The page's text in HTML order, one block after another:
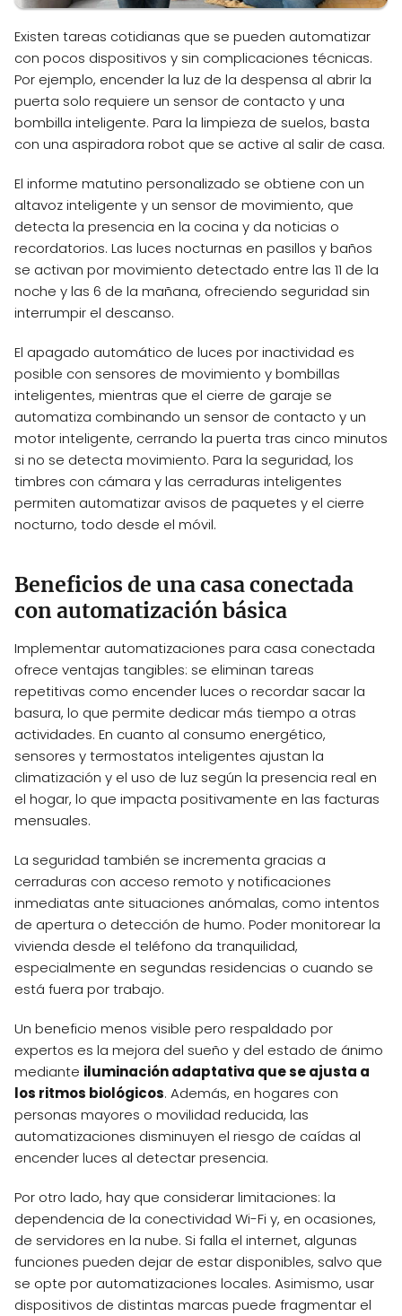
Existen tareas cotidianas que se pueden automatizar
con pocos dispositivos y sin complicaciones técnicas.
Por ejemplo, encender la luz de la despensa al abrir la
puerta solo requiere un sensor de contacto y una
bombilla inteligente. Para la limpieza de suelos, basta
con una aspiradora robot que se active al salir de casa.
El informe matutino personalizado se obtiene con un
altavoz inteligente y un sensor de movimiento, que
detecta la presencia en la cocina y da noticias o
recordatorios. Las luces nocturnas en pasillos y baños
se activan por movimiento detectado entre las 11 de la
noche y las 6 de la mañana, ofreciendo seguridad sin
interrumpir el descanso.
El apagado automático de luces por inactividad es
posible con sensores de movimiento y bombillas
inteligentes, mientras que el cierre de garaje se
automatiza combinando un sensor de contacto y un
motor inteligente, cerrando la puerta tras cinco minutos
si no se detecta movimiento. Para la seguridad, los
timbres con cámara y las cerraduras inteligentes
permiten automatizar avisos de paquetes y el cierre
nocturno, todo desde el móvil.
Beneficios de una casa conectada
con automatización básica
Implementar automatizaciones para casa conectada
ofrece ventajas tangibles: se eliminan tareas
repetitivas como encender luces o recordar sacar la
basura, lo que permite dedicar más tiempo a otras
actividades. En cuanto al consumo energético,
sensores y termostatos inteligentes ajustan la
climatización y el uso de luz según la presencia real en
el hogar, lo que impacta positivamente en las facturas
mensuales.
La seguridad también se incrementa gracias a
cerraduras con acceso remoto y notificaciones
inmediatas ante situaciones anómalas, como intentos
de apertura o detección de humo. Poder monitorear la
vivienda desde el teléfono da tranquilidad,
especialmente en segundas residencias o cuando se
está fuera por trabajo.
Un beneficio menos visible pero respaldado por
expertos es la mejora del sueño y del estado de ánimo
mediante iluminación adaptativa que se ajusta a
los ritmos biológicos. Además, en hogares con
personas mayores o movilidad reducida, las
automatizaciones disminuyen el riesgo de caídas al
encender luces al detectar presencia.
Por otro lado, hay que considerar limitaciones: la
dependencia de la conectividad Wi-Fi y, en ocasiones,
de servidores en la nube. Si falla el internet, algunas
funciones pueden dejar de estar disponibles, salvo que
se opte por automatizaciones locales. Asimismo, usar
dispositivos de distintas marcas puede fragmentar el